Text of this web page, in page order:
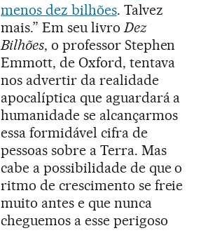
menos dez bilhões. Talvez
mais.” Em seu livro Dez
Bilhões, o professor Stephen
Emmott, de Oxford, tentava
nos advertir da realidade
apocalíptica que aguardará a
humanidade se alcançarmos
essa formidável cifra de
pessoas sobre a Terra. Mas
cabe a possibilidade de que o
ritmo de crescimento se freie
muito antes e que nunca
cheguemos a esse perigoso